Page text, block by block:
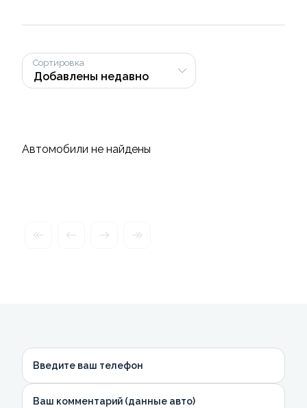
Сортировка
Автомобили не найдены
Введите ваш телефон
Ваш комментарий (данные авто)